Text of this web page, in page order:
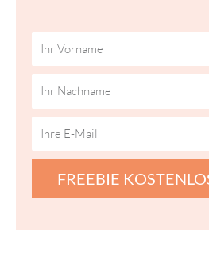
FREEBIE